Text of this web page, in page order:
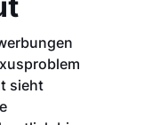
sieht